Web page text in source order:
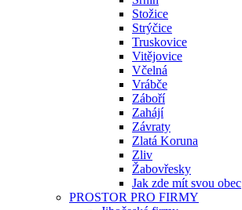
Stožice
Strýčice
Truskovice
Vitějovice
Včelná
Vrábče
Záboří
Zahájí
Závraty
Zlatá Koruna
Zliv
Žabovřesky
Jak zde mít svou obec
PROSTOR PRO FIRMY